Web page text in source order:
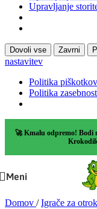
Upravljanje
Dovoli vse Zavrni
nastavitev
Politika piškotkov
Politika
🚀 Kmalu odpremo! Bodi
Meni
Domov / Igrače za